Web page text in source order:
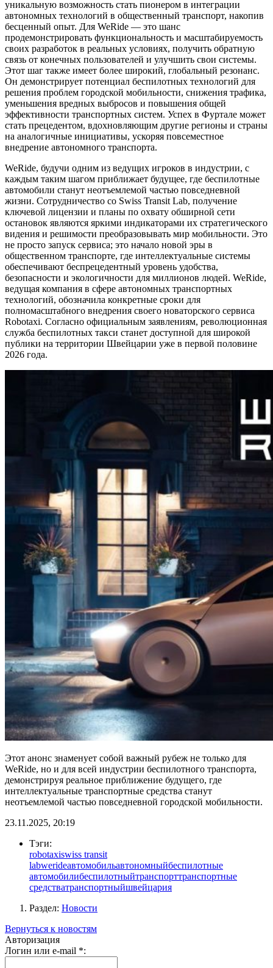
уникальную возможность стать пионером в интеграции
автономных технологий в общественный транспорт, накопив
бесценный опыт. Для WeRide — это шанс
продемонстрировать функциональность и масштабируемость
своих разработок в реальных условиях, получить обратную
связь от конечных пользователей и улучшить свои системы.
Этот шаг также имеет более широкий, глобальный резонанс.
Он демонстрирует потенциал беспилотных технологий для
решения проблем городской мобильности, снижения трафика,
уменьшения вредных выбросов и повышения общей
эффективности транспортных систем. Успех в Фуртале может
стать прецедентом, вдохновляющим другие регионы и страны
на аналогичные инициативы, ускоряя повсеместное
внедрение автономного транспорта.
WeRide, будучи одним из ведущих игроков в индустрии, с
каждым таким шагом приближает будущее, где беспилотные
автомобили станут неотъемлемой частью повседневной
жизни. Сотрудничество со Swiss Transit Lab, получение
ключевой лицензии и планы по охвату обширной сети
остановок являются яркими индикаторами их стратегического
видения и решимости преобразовывать мир мобильности. Это
не просто запуск сервиса; это начало новой эры в
общественном транспорте, где интеллектуальные системы
обеспечивают беспрецедентный уровень удобства,
безопасности и экологичности для миллионов людей. WeRide,
ведущая компания в сфере автономных транспортных
технологий, обозначила конкретные сроки для
полномасштабного внедрения своего новаторского сервиса
Robotaxi. Согласно официальным заявлениям, революционная
служба беспилотных такси станет доступной для широкой
публики на территории Швейцарии уже в первой половине
2026 года.
Этот анонс знаменует собой важный рубеж не только для
WeRide, но и для всей индустрии беспилотного транспорта,
демонстрируя реальное приближение будущего, где
интеллектуальные транспортные средства станут
неотъемлемой частью повседневной городской мобильности.
23.11.2025, 20:19
Тэги:
robotaxiswiss transit
labwerideавтомобильавтономныйбеспилотные
автомобилибеспилотныйтранспорттранспортные
средстватранспортныйшвейцария
Раздел: Новости
Вернуться к новостям
Авторизация
Логин или e-mail *: